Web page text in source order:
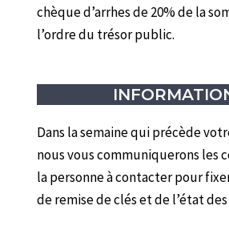
chèque d’arrhes de 20% de la
l’ordre du trésor public.
Dans la semaine qui précède
nous vous communiquerons les
la personne à contacter pour
de remise de clés et de l’état